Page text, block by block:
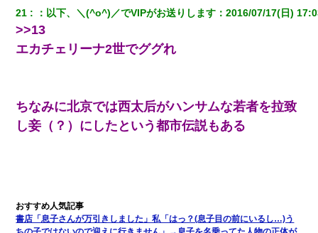
アパートのドアに『ハンザイ者！この人はさいあくの人です』と
見回りで犯人が捕まったが、それが…｜生活｜ヌルポあんてな
浅ましくも集りにきた。
元旦那から復縁要請。息子「最新型のiPhoneも買えない貧乏は嫌
だ、再婚して」私「なら父親と暮らせ」息子「やった＾＾」私
（もう手遅れだったんだな…）
21 ： 以下、＼(^o^)／でVIPがお送りします ：2016/07/17(日)
>>13
エカチェリーナ2世でググれ
ちなみに北京では西太后がハンサムな若者を拉致
し妾（？）にしたという都市伝説もある
書店「息子さんが万引きしました」私「はっ？(息子目の前にいるし…)う